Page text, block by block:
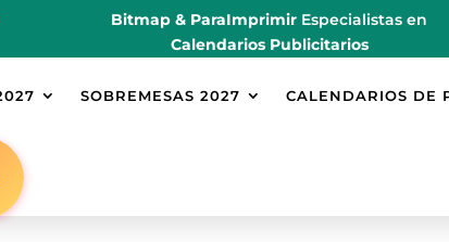
Bitmap & ParaImprimir Especialistas en
Calendarios Publicitarios
SOBREMESAS 2027 CALENDARIOS DE